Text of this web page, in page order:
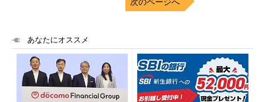
あなたにオススメ